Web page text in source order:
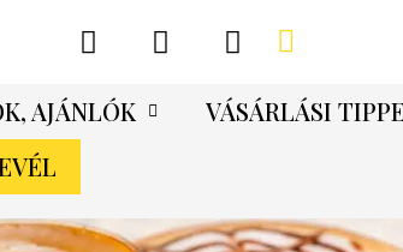
AJÁNLÓK VÁSÁRLÁSI